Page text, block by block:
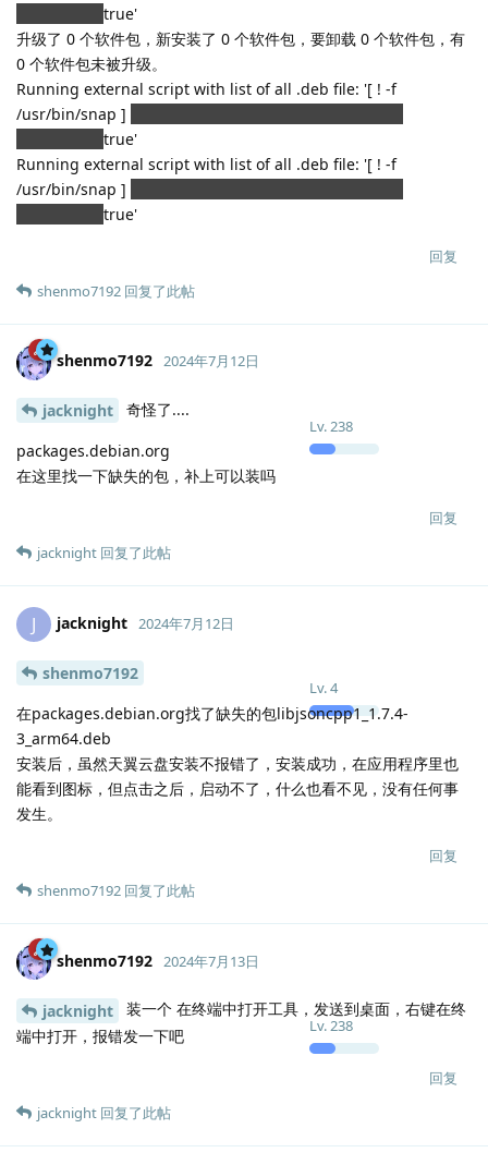
true'
升级了 0 个软件包，新安装了 0 个软件包，要卸载 0 个软件包，有
0 个软件包未被升级。
Running external script with list of all .deb file: '[ ! -f
/usr/bin/snap ]
true'
Running external script with list of all .deb file: '[ ! -f
/usr/bin/snap ]
true'
回复
shenmo7192 回复了此帖
shenmo7192
Lv. 238
2024年7月12日
jacknight 奇怪了....
packages.debian.org
在这里找一下缺失的包，补上可以装吗
回复
jacknight 回复了此帖
J jacknight
Lv.4
2024年7月12日
shenmo7192
在packages.debian.org找了缺失的包libjsoncpp1_1.7.4-
3_arm64.deb
安装后，虽然天翼云盘安装不报错了，安装成功，在应用程序里也
能看到图标，但点击之后，启动不了，什么也看不见，没有任何事
发生。
回复
shenmo7192 回复了此帖
shenmo7192
Lv.238
2024年7月13日
jacknight
装一个 在终端中打开工具，发送到桌面，右键在终
端中打开，报错发一下吧
回复
jacknight 回复了此帖